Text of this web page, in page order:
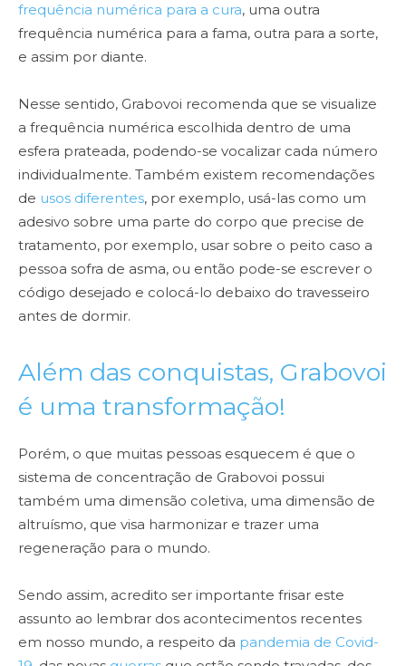
frequência numérica para a cura, uma outra
frequência numérica para a fama, outra para a sorte,
e assim por diante.
Nesse sentido, Grabovoi recomenda que se visualize
a frequência numérica escolhida dentro de uma
esfera prateada, podendo-se vocalizar cada número
individualmente. Também existem recomendações
de usos diferentes, por exemplo, usá-las como um
adesivo sobre uma parte do corpo que precise de
tratamento, por exemplo, usar sobre o peito caso a
pessoa sofra de asma, ou então pode-se escrever o
código desejado e colocá-lo debaixo do travesseiro
antes de dormir.
Além das conquistas, Grabovoi
é uma transformação!
Porém, o que muitas pessoas esquecem é que o
sistema de concentração de Grabovoi possui
também uma dimensão coletiva, uma dimensão de
altruísmo, que visa harmonizar e trazer uma
regeneração para o mundo.
Sendo assim, acredito ser importante frisar este
assunto ao lembrar dos acontecimentos recentes
em nosso mundo, a respeito da pandemia de Covid-